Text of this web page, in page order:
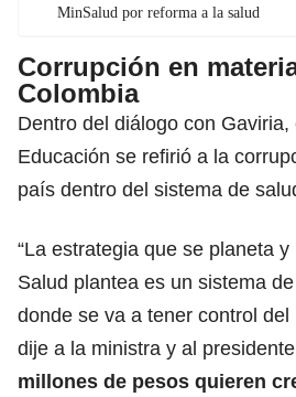
MinSalud por reforma a la salud
Corrupción en
Colombia
Dentro del diálogo con
Educación se refirió a la
país dentro del sistema de
“La estrategia que se planeta
Salud plantea es un sistema
donde se va a tener control
dije a la ministra y al
millones de pesos quieren